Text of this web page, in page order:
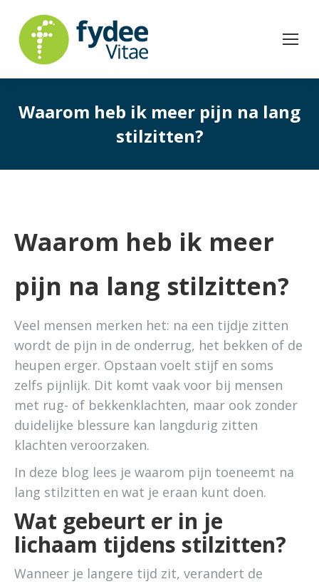
Waarom heb ik meer pijn na lang
stilzitten?
Waarom heb ik meer
pijn na lang stilzitten?
Veel mensen merken het: na een tijdje zitten
wordt de pijn in de onderrug, het bekken of de
heupen erger. Opstaan voelt stijf en soms
zelfs pijnlijk. Dit komt vaak voor bij mensen
met rug- of bekkenklachten, maar ook zonder
duidelijke blessure kan langdurig zitten
klachten veroorzaken.
In deze blog lees je waarom pijn toeneemt na
lang stilzitten en wat je eraan kunt doen.
Wat gebeurt er in je
lichaam tijdens stilzitten?
Wanneer je langere tijd zit, verandert de